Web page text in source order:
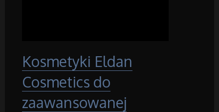
Remonty, Elektryk, Hydraulik
Materiały Budowlane
Kosmetyki Eldan
Cosmetics do
zaawansowanej